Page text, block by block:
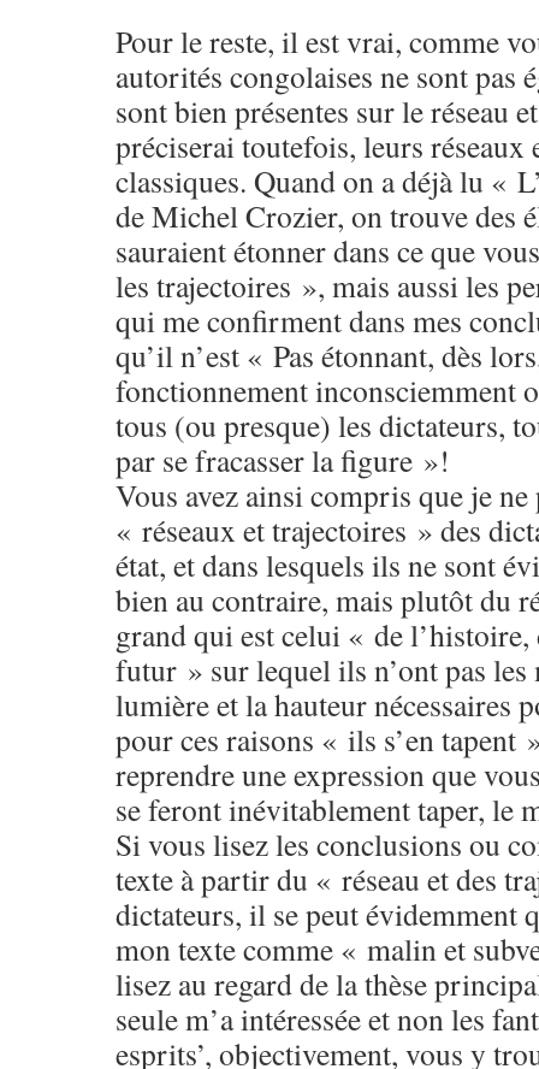
Pour le reste, il est vrai, comme
autorités congolaises ne sont pas
sont bien présentes sur le réseau
préciserai toutefois, leurs réseaux
classiques. Quand on a déjà lu «
de Michel Crozier, on trouve des
sauraient étonner dans ce que
les trajectoires », mais aussi les
qui me confirment dans mes
qu’il n’est « Pas étonnant, dès
fonctionnement inconsciemment
tous (ou presque) les dictateurs,
par se fracasser la figure »!
Vous avez ainsi compris que je ne
« réseaux et trajectoires » des
état, et dans lesquels ils ne sont
bien au contraire, mais plutôt du
grand qui est celui « de l’histoire,
futur » sur lequel ils n’ont pas les
lumière et la hauteur nécessaires
pour ces raisons « ils s’en tapent
reprendre une expression que
se feront inévitablement taper, le
Si vous lisez les conclusions ou
texte à partir du « réseau et des
dictateurs, il se peut évidemment
mon texte comme « malin et
lisez au regard de la thèse
seule m’a intéressée et non les
esprits’, objectivement, vous y